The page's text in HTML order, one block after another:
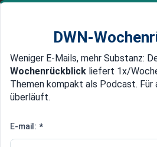
Newsticker MEIN DWN:
Edelmetalle DWN-
Sinkende
DWN-
Weniger E-Mails, mehr Substanz:
Wochenrückblick liefert 1x/
Themen kompakt als Podcast.
überläuft.
E-mail: *